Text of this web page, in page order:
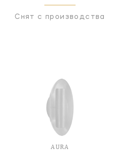
Снят с производства
AURA